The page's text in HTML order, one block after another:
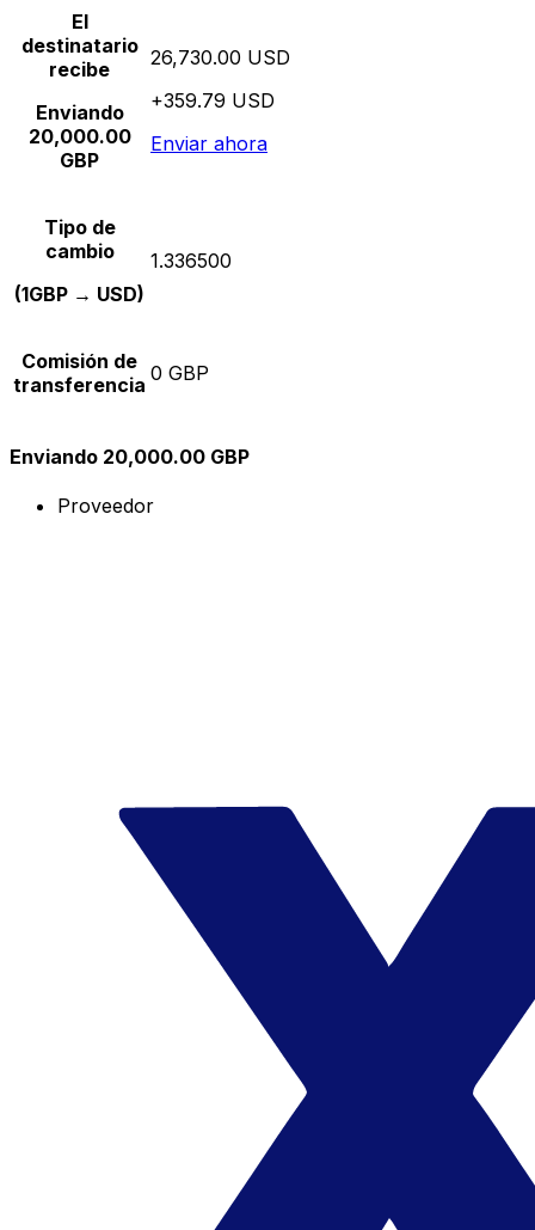
El
destinatario
recibe
Enviando
20,000.00
GBP
26,730.00 USD
+359.79 USD
Enviar ahora
Tipo de
cambio
(1GBP → USD)
1.336500
Comisión de
transferencia 0 GBP
Enviando 20,000.00 GBP
Proveedor